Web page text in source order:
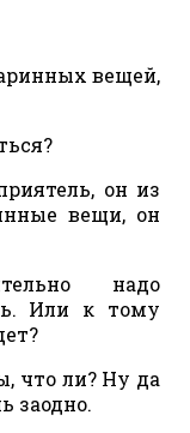
вещей,
он из
вещи, он
надо
Или к тому
что ли? Ну да
заодно.